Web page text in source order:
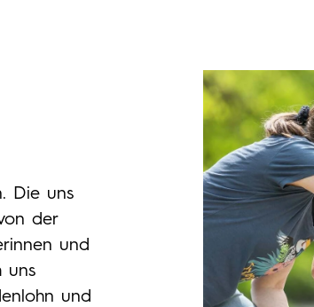
Die uns
der
und
uns
und